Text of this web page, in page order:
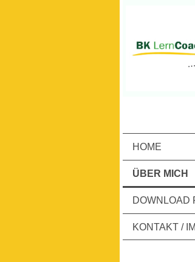
HOME
ÜBER MICH
DOWNLOAD
KONTAKT /